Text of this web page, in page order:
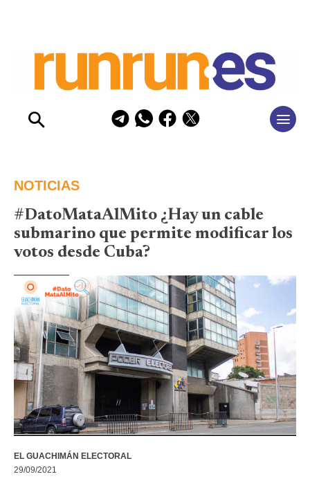
NOTICIAS
#DatoMataAlMito ¿Hay un cable
submarino que permite modificar los
votos desde Cuba?
EL GUACHIMÁN ELECTORAL
29/09/2021